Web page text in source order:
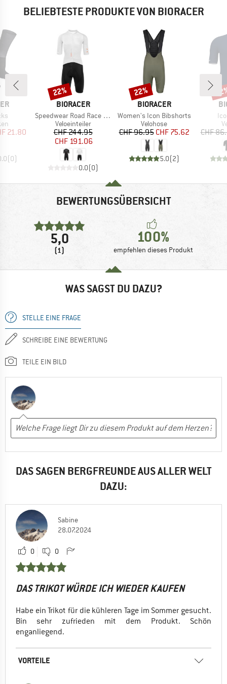
BELIEBTESTE PRODUKTE VON BIORACER
Preis
21.80
(0)
MARKE
BIORACER
Artikel
Speedwear Road Race Suit
Produktgruppe
Veloeinteiler
Preis
CHF 244.95reduzierter Preis
CHF 191.06
0.0(0)
Rabatt
22%
MARKE
BIORACER
Artikel
Women's Icon Bibshorts
Produktgruppe
Velohose
Preis
CHF 96.95reduzierter Preis
CHF 75.62
5.0(2)
Rabatt
22%
CHF
BEWERTUNGSÜBERSICHT
5,0
(1)
100%
empfehlen dieses Produkt
WAS SAGST DU DAZU?
STELLE EINE FRAGE
SCHREIBE EINE BEWERTUNG
TEILE EIN BILD
DAS SAGEN BERGFREUNDE AUS ALLER WELT
DAZU:
Sabine
28.07.2024
0 0
DAS TRIKOT WÜRDE ICH WIEDER KAUFEN
Habe ein Trikot für die kühleren Tage im Sommer gesucht.
Bin sehr zufrieden mit dem Produkt. Schön
enganliegend.
VORTEILE